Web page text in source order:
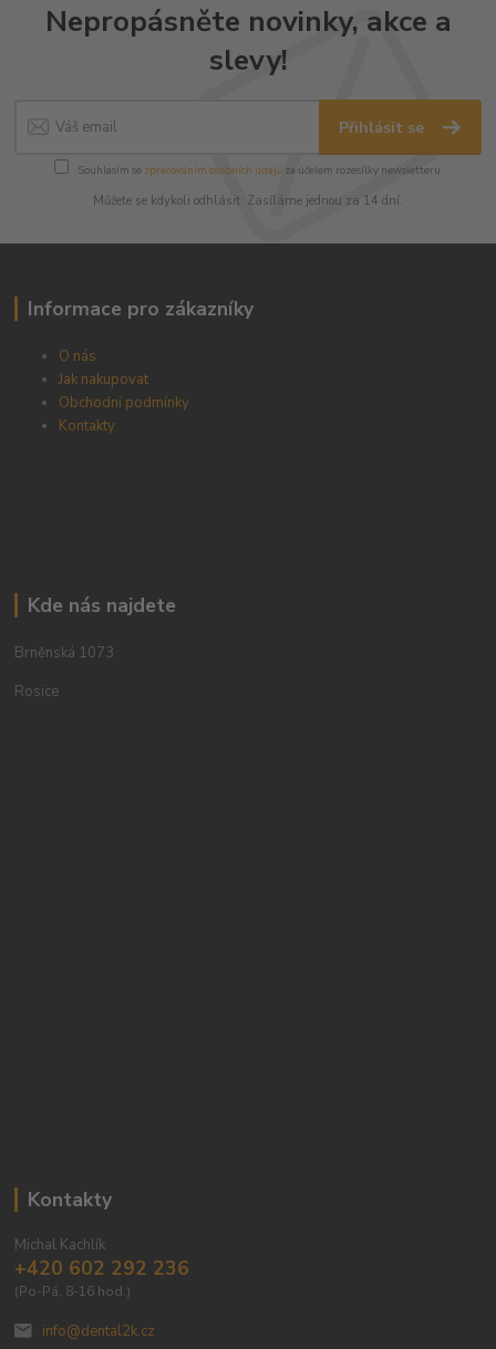
Nepropásněte novinky, akce a
slevy!
Přihlásit se
Souhlasím se zpracováním osobních údajůza účelem rozesílky newsletteru.
Můžete se kdykoli odhlásit. Zasíláme jednou za 14 dní.
Informace pro zákazníky
O nás
Jak nakupovat
Obchodní podmínky
Kontakty
Kde nás najdete
Brněnská 1073
Rosice
Kontakty
Michal Kachlík
+420 602 292 236
(Po-Pá, 8-16 hod.)
info@dental2k.cz